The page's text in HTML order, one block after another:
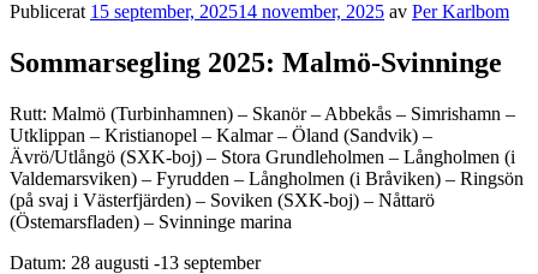
Publicerat 15 september, 202514 november, 2025 av Per Karlbom
Sommarsegling 2025: Malmö-Svinninge
Rutt: Malmö (Turbinhamnen) – Skanör – Abbekås – Simrishamn –
Utklippan – Kristianopel – Kalmar – Öland (Sandvik) –
Ävrö/Utlångö (SXK-boj) – Stora Grundleholmen – Långholmen (i
Valdemarsviken) – Fyrudden – Långholmen (i Bråviken) – Ringsön
(på svaj i Västerfjärden) – Soviken (SXK-boj) – Nåttarö
(Östemarsfladen) – Svinninge marina
Datum: 28 augusti -13 september